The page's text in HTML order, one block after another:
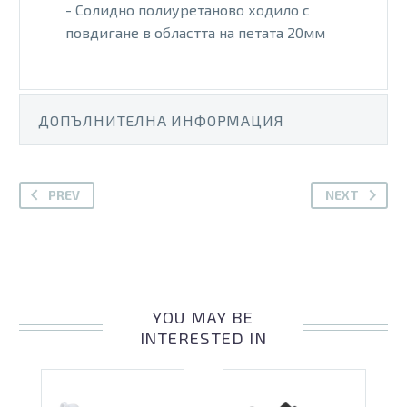
- Солидно полиуретаново ходило с
повдигане в областта на петата 20мм
ДОПЪЛНИТЕЛНА ИНФОРМАЦИЯ
PREV NEXT
YOU MAY BE
INTERESTED IN